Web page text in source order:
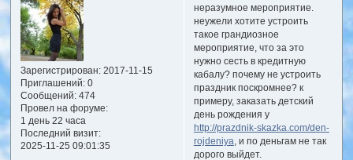
Зарегистрирован: 2017-11-15
Приглашений:0
Сообщений:474
Провел на форуме:
1 день 22 часа
Последний визит:
2025-11-25 09:01:35
неразумное мероприятие.
неужели хотите устроить
такое грандиозное
мероприятие, что за это
нужно сесть в кредитную
кабалу? почему не устроить
праздник поскромнее? к
примеру, заказать детский
день рождения у
http://prazdnik-skazka.com/den-
rojdeniya , и по деньгам не так
дорого выйдет.